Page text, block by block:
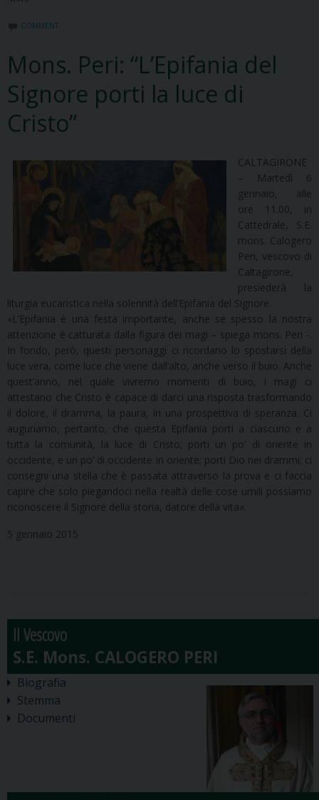
COMMENT
Mons. Peri: “L’Epifania del
Signore porti la luce di
Cristo”
CALTAGIRONE
– Martedì 6
gennaio, alle
ore 11.00, in
Cattedrale, S.E.
mons. Calogero
Peri, vescovo di
Caltagirone,
presiederà la
liturgia eucaristica nella solennità dell’Epifania del Signore.
«L’Epifania è una festa importante, anche se spesso la nostra
attenzione è catturata dalla figura dei magi – spiega mons. Peri -.
In fondo, però, questi personaggi ci ricordano lo spostarsi della
luce vera, come luce che viene dall’alto, anche verso il buio. Anche
quest’anno, nel quale vivremo momenti di buio, i magi ci
attestano che Cristo è capace di darci una risposta trasformando
il dolore, il dramma, la paura, in una prospettiva di speranza. Ci
auguriamo, pertanto, che questa Epifania porti a ciascuno e a
tutta la comunità, la luce di Cristo; porti un po’ di oriente in
occidente, e un po’ di occidente in oriente; porti Dio nei drammi; ci
consegni una stella che è passata attraverso la prova e ci faccia
capire che solo piegandoci nella realtà delle cose umili possiamo
riconoscere il Signore della storia, datore della vita».
5 gennaio 2015
Il Vescovo
Biografia
Stemma
Documenti